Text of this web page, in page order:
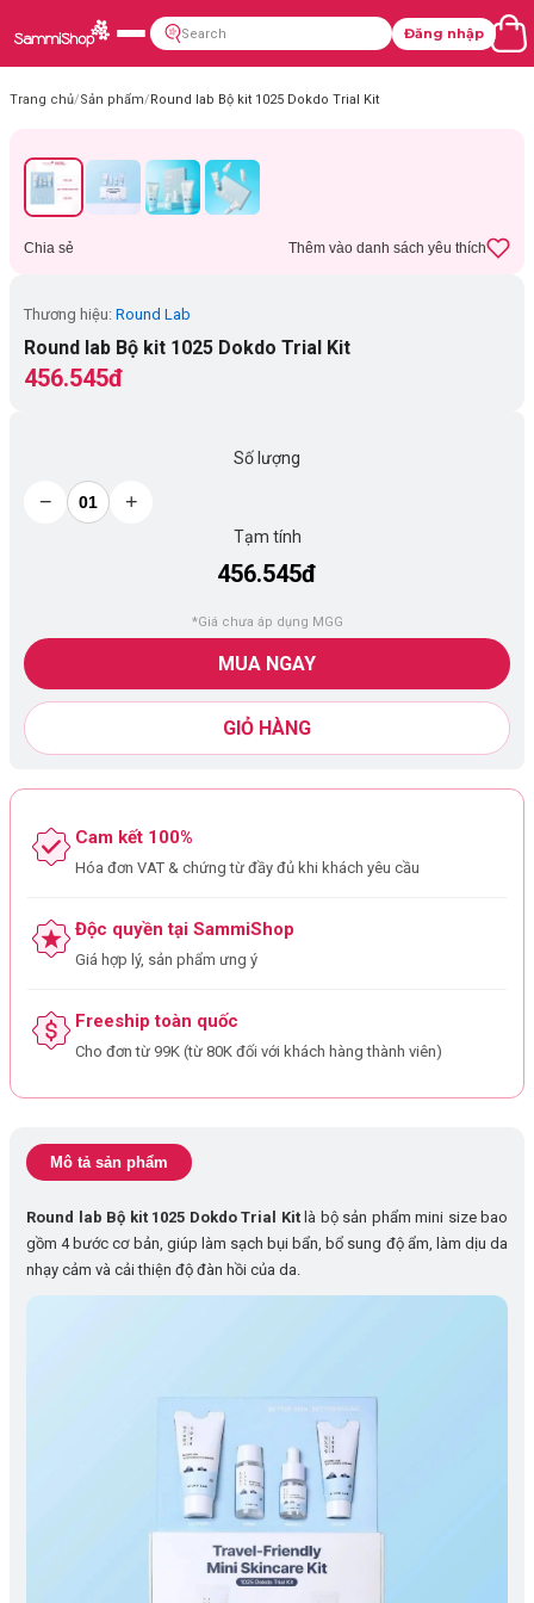
Đăng nhập
Trang chủ/Sản phẩm/Round lab Bộ kit 1025 Dokdo Trial Kit
Chia sẻ Thêm vào danh sách yêu thích
Thương hiệu: Round Lab
Round lab Bộ kit 1025 Dokdo Trial Kit
456.545đ
Số lượng
− +
Tạm tính
456.545đ
*Giá chưa áp dụng MGG
MUA NGAY
GIỎ HÀNG
Cam kết 100%
Hóa đơn VAT & chứng từ đầy đủ khi khách yêu cầu
Độc quyền tại SammiShop
Giá hợp lý, sản phẩm ưng ý
Freeship toàn quốc
Cho đơn từ 99K (từ 80K đối với khách hàng thành viên)
Mô tả sản phẩm
Round lab Bộ kit 1025 Dokdo Trial Kitlà bộ sản phẩm mini size bao
gồm 4 bước cơ bản, giúp làm sạch bụi bẩn, bổ sung độ ẩm, làm dịu da
nhạy cảm và cải thiện độ đàn hồi của da.